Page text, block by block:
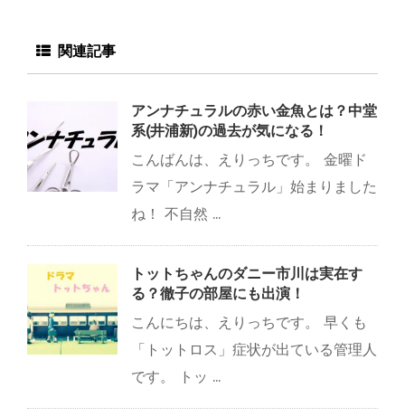
関連記事
アンナチュラルの赤い金魚とは？中堂
系(井浦新)の過去が気になる！
こんばんは、えりっちです。 金曜ド
ラマ「アンナチュラル」始まりました
ね！ 不自然 ...
トットちゃんのダニー市川は実在す
る？徹子の部屋にも出演！
こんにちは、えりっちです。 早くも
「トットロス」症状が出ている管理人
です。 トッ ...